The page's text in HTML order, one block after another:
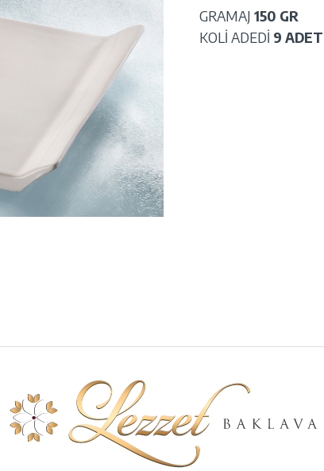
GRAMAJ 150 GR
KOLİ ADEDİ 9 ADET